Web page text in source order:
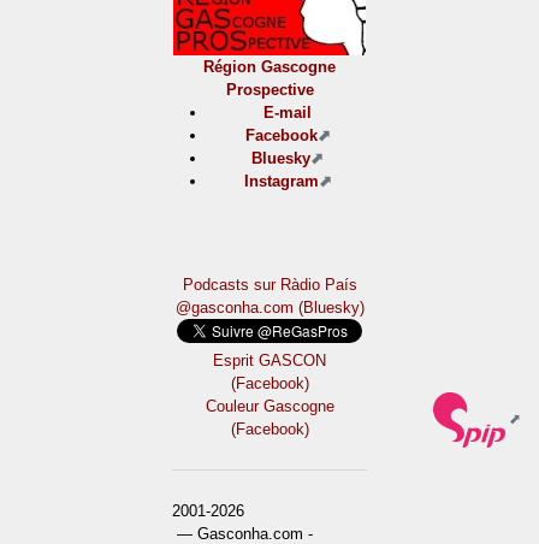
Région Gascogne
Prospective
E-mail
Facebook
Bluesky
Instagram
Podcasts sur Ràdio País
@gasconha.com (Bluesky)
Esprit GASCON
(Facebook)
Couleur Gascogne
(Facebook)
2001-2026
— Gasconha.com -